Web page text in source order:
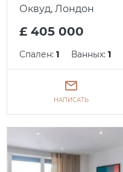
Оквуд, Лондон
£ 405 000
Спален:1 Ванных:1
НАПИСАТЬ